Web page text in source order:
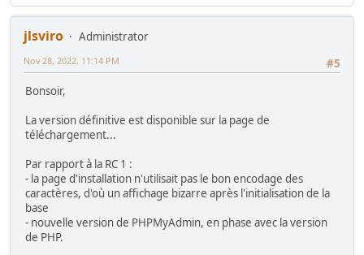
jlsviro
Administrator
#5
Nov 28, 2022, 11:14 PM
Bonsoir,
La version définitive est disponible sur la page de
téléchargement...
Par rapport à la RC 1 :
- la page d'installation n'utilisait pas le bon encodage des
caractères, d'où un affichage bizarre après l'initialisation de la
base
- nouvelle version de PHPMyAdmin, en phase avec la version
de PHP.